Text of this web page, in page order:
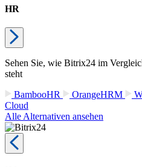
HR
Sehen Sie, wie Bitrix24 im
steht
BambooHR
OrangeHRM
Cloud
Alle Alternativen ansehen